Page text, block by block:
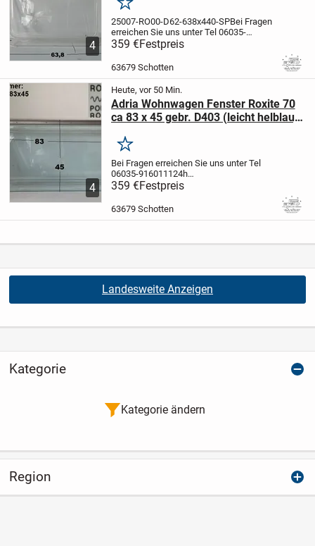
4
Merken
25007-RO00-D62-638x440-SPBei Fragen
erreichen Sie uns unter Tel 06035-
916011124h Online
per Kurier wenn es sehr schnell gehen
muß für 1,25 EUR pro km
359 €Festpreis
63679 Schotten
4
Heute, vor 50 Min.
Adria Wohnwagen Fenster Roxite 70
ca 83 x 45 gebr. D403 (leicht helblau)
Merken
Bei Fragen erreichen Sie uns unter Tel
06035-916011124h
OnlineEXPRESSLIEFERUNG per Kurier
wenn es sehr schnell gehen muß für 0,99
EUR pro km möglich
359 €Festpreis
63679 Schotten
Landesweite Anzeigen
Kategorie
Kategorie ändern
Region